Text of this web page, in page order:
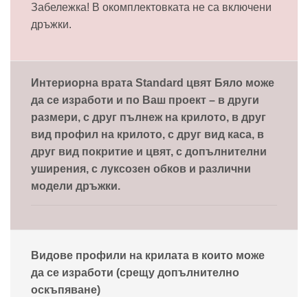
Забележка! В окомплектовката не са включени
дръжки.
Интериорна врата Standard цвят Бяло може
да се изработи и по Ваш проект – в други
размери, с друг пълнеж на крилото, в друг
вид профил на крилото, с друг вид каса, в
друг вид покритие и цвят, с допълнителни
уширения, с луксозен обков и различни
модели дръжки.
Видове профили на крилата в които може
да се изработи (срещу допълнително
оскъпяване)